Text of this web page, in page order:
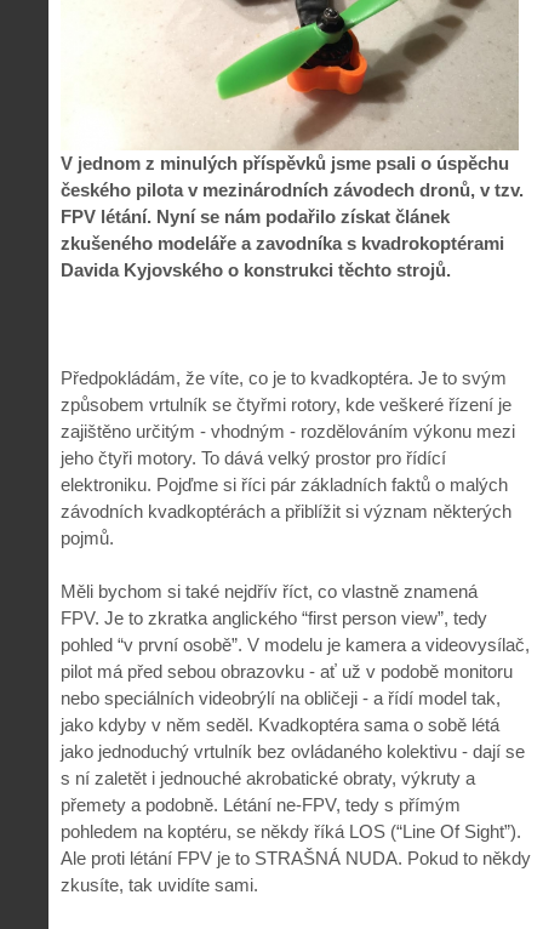
V jednom z minulých příspěvků jsme psali o úspěchu
českého pilota v mezinárodních závodech dronů, v tzv.
FPV létání. Nyní se nám podařilo získat článek
zkušeného modeláře a zavodníka s kvadrokoptérami
Davida Kyjovského o konstrukci těchto strojů.
Předpokládám, že víte, co je to kvadkoptéra. Je to svým
způsobem vrtulník se čtyřmi rotory, kde veškeré řízení je
zajištěno určitým - vhodným - rozdělováním výkonu mezi
jeho čtyři motory. To dává velký prostor pro řídící
elektroniku. Pojďme si říci pár základních faktů o malých
závodních kvadkoptérách a přiblížit si význam některých
pojmů.
Měli bychom si také nejdřív říct, co vlastně znamená
FPV. Je to zkratka anglického “first person view”, tedy
pohled “v první osobě”. V modelu je kamera a videovysílač,
pilot má před sebou obrazovku - ať už v podobě monitoru
nebo speciálních videobrýlí na obličeji - a řídí model tak,
jako kdyby v něm seděl. Kvadkoptéra sama o sobě létá
jako jednoduchý vrtulník bez ovládaného kolektivu - dají se
s ní zaletět i jednouché akrobatické obraty, výkruty a
přemety a podobně. Létání ne-FPV, tedy s přímým
pohledem na koptéru, se někdy říká LOS (“Line Of Sight”).
Ale proti létání FPV je to STRAŠNÁ NUDA. Pokud to někdy
zkusíte, tak uvidíte sami.